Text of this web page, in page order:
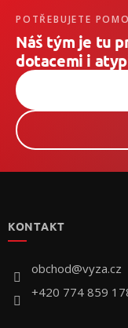
POTŘEBUJETE
Náš tým je tu
dotacemi i
KONTAKT
obchod@vyza.cz
+420 774 859